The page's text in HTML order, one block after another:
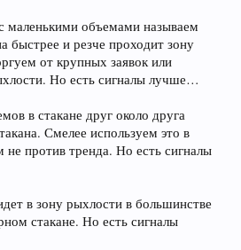
маленькими объемами называем
быстрее и резче проходит зону
от крупных заявок или
Но есть сигналы лучше…
в стакане друг около друга
Смелее используем это в
не против тренда. Но есть сигналы
в зону рыхлости в большинстве
стакане. Но есть сигналы